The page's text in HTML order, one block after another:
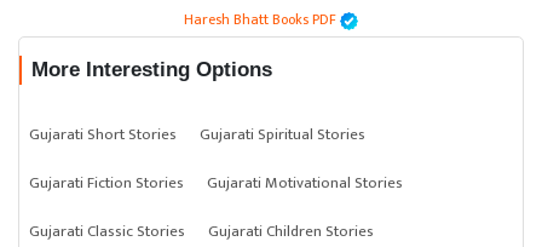
Haresh Bhatt Books PDF
More Interesting Options
Gujarati Short Stories
Gujarati Spiritual Stories
Gujarati Fiction Stories
Gujarati Motivational Stories
Gujarati Classic Stories
Gujarati Children Stories